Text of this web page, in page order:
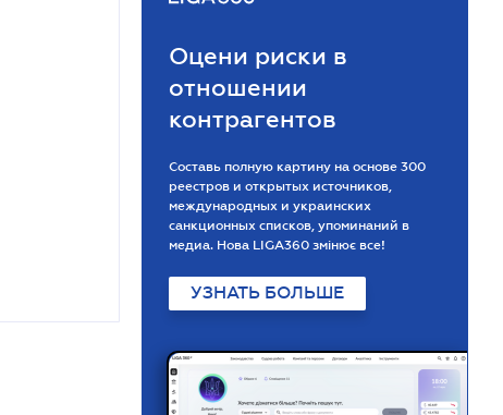
Оцени риски в
отношении
контрагентов
Составь полную картину на основе 300
реестров и открытых источников,
международных и украинских
санкционных списков, упоминаний в
медиа. Нова LIGA360 змінює все!
УЗНАТЬ БОЛЬШЕ